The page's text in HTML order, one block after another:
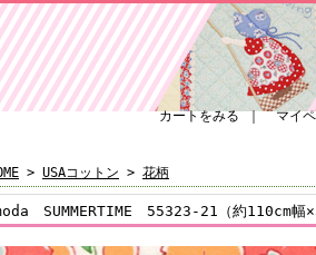
カートをみる｜ マイ
> USAコットン > 花柄
SUMMERTIME 55323-21（約110cm幅